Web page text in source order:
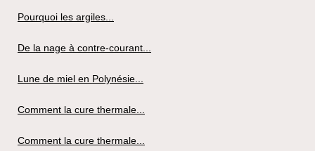
Pourquoi les argiles...
De la nage à contre-courant...
Lune de miel en Polynésie...
Comment la cure thermale...
Comment la cure thermale...